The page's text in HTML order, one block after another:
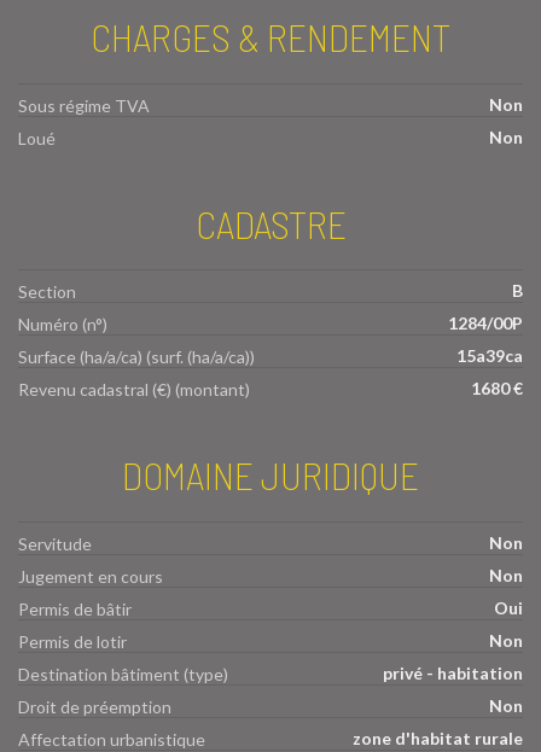
CHARGES & RENDEMENT
Sous régime TVA
Non
Loué
Non
CADASTRE
Section
B
Numéro (n°)
1284/00P
Surface (ha/a/ca) (surf. (ha/a/ca))
15a39ca
Revenu cadastral (€) (montant)
1680 €
DOMAINE JURIDIQUE
Servitude
Non
Jugement en cours
Non
Permis de bâtir
Oui
Permis de lotir
Non
Destination bâtiment (type)
privé - habitation
Droit de préemption
Non
Affectation urbanistique
zone d'habitat rurale